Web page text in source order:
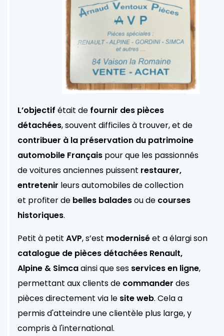
L’objectif était de fournir des pièces
détachées, souvent difficiles à trouver, et de
contribuer à la préservation du patrimoine
automobile Français pour que les passionnés
de voitures anciennes puissent restaurer,
entretenir leurs automobiles de collection
et profiter de belles baladesou de courses
historiques.
Petit à petit AVP, s’est moderniséet a élargi son
catalogue de pièces détachées Renault,
Alpine & Simcaainsi que ses services en ligne,
permettant aux clients de commander des
pièces directement via le site web. Cela a
permis d'atteindre une clientèle plus large, y
compris à l'international.